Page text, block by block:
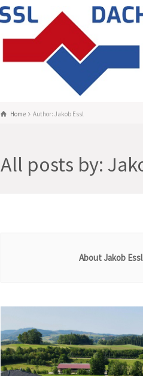
Home Author: Jakob Essl
All posts by:
About Jakob Essl